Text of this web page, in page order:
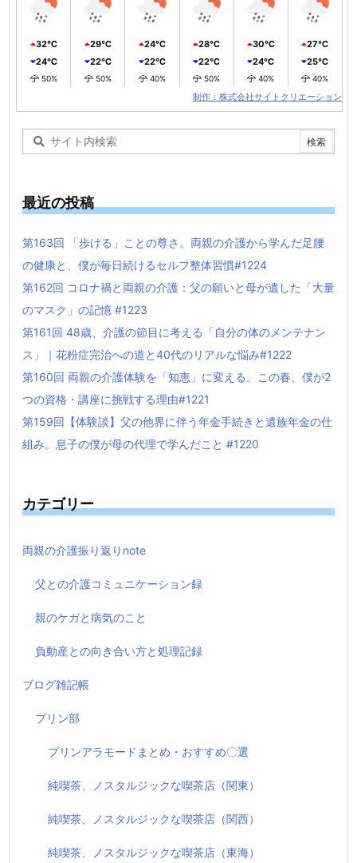
32℃
24℃
50%
29℃
22℃
50%
24℃
22℃
40%
28℃
22℃
50%
30℃
24℃
40%
27℃
25℃
40%
制作：株式会社サイトクリエーション
最近の投稿
第163回 「歩ける」ことの尊さ。両親の介護から学んだ足腰
の健康と、僕が毎日続けるセルフ整体習慣#1224
第162回 コロナ禍と両親の介護：父の願いと母が遺した「大量
のマスク」の記憶 #1223
第161回 48歳、介護の節目に考える「自分の体のメンテナン
ス」｜花粉症完治への道と40代のリアルな悩み#1222
第160回 両親の介護体験を「知恵」に変える。この春、僕が2
つの資格・講座に挑戦する理由#1221
第159回【体験談】父の他界に伴う年金手続きと遺族年金の仕
組み。息子の僕が母の代理で学んだこと #1220
カテゴリー
両親の介護振り返りnote
父との介護コミュニケーション録
親のケガと病気のこと
負動産との向き合い方と処理記録
ブログ雑記帳
プリン部
プリンアラモードまとめ・おすすめ〇選
純喫茶、ノスタルジックな喫茶店（関東）
純喫茶、ノスタルジックな喫茶店（関西）
純喫茶、ノスタルジックな喫茶店（東海）